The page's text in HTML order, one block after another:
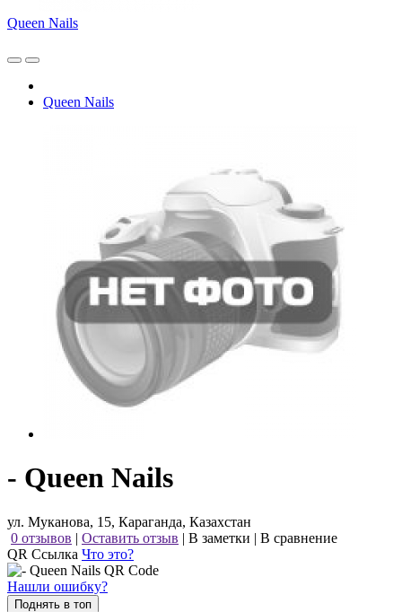
Queen Nails
Queen Nails
- Queen Nails
ул. Муканова, 15, Караганда, Казахстан
0 отзывов | Оставить отзыв | В заметки | В сравнение
QR Ссылка Что это?
Нашли ошибку?
Поднять в топ